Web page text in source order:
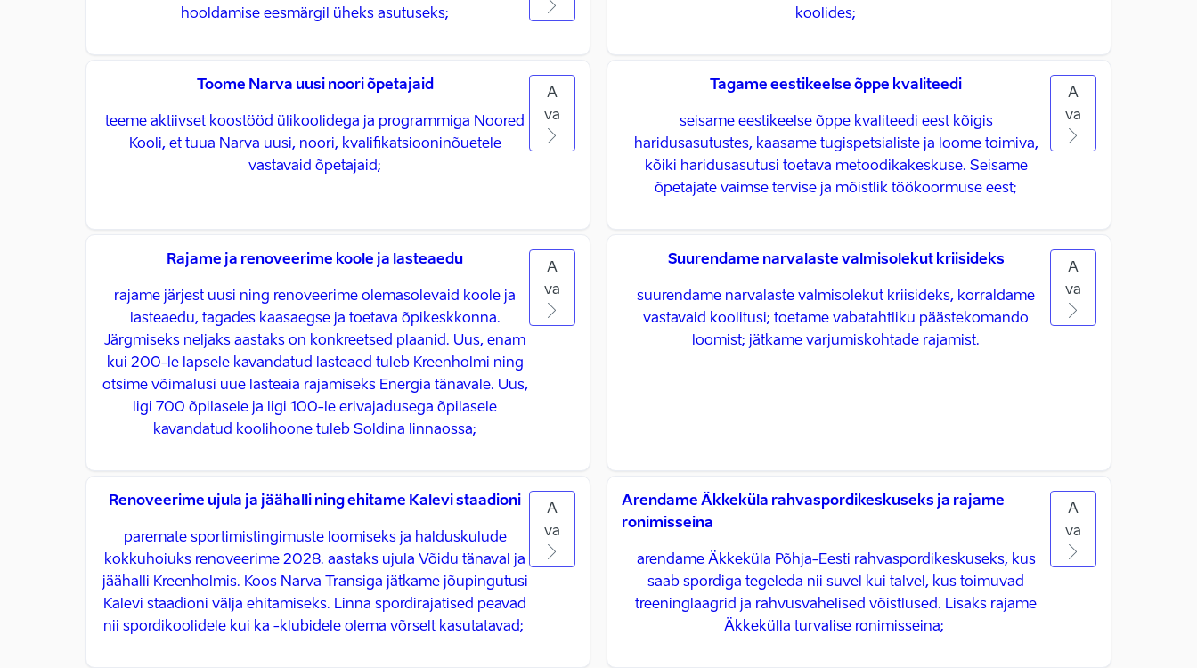
hooldamise eesmärgil üheks asutuseks;
koolides;
Toome Narva uusi noori õpetajaid
teeme aktiivset koostööd ülikoolidega ja programmiga Noored
Kooli, et tuua Narva uusi, noori, kvalifikatsiooninõuetele
vastavaid õpetajaid;
A
va
Tagame eestikeelse õppe kvaliteedi
seisame eestikeelse õppe kvaliteedi eest kõigis
haridusasutustes, kaasame tugispetsialiste ja loome toimiva,
kõiki haridusasutusi toetava metoodikakeskuse. Seisame
õpetajate vaimse tervise ja mõistlik töökoormuse eest;
A
va
Rajame ja renoveerime koole ja lasteaedu
rajame järjest uusi ning renoveerime olemasolevaid koole ja
lasteaedu, tagades kaasaegse ja toetava õpikeskkonna.
Järgmiseks neljaks aastaks on konkreetsed plaanid. Uus, enam
kui 200-le lapsele kavandatud lasteaed tuleb Kreenholmi ning
otsime võimalusi uue lasteaia rajamiseks Energia tänavale. Uus,
ligi 700 õpilasele ja ligi 100-le erivajadusega õpilasele
kavandatud koolihoone tuleb Soldina linnaossa;
A
va
Suurendame narvalaste valmisolekut kriisideks
suurendame narvalaste valmisolekut kriisideks, korraldame
vastavaid koolitusi; toetame vabatahtliku päästekomando
loomist; jätkame varjumiskohtade rajamist.
A
va
Renoveerime ujula ja jäähalli ning ehitame Kalevi staadioni
paremate sportimistingimuste loomiseks ja halduskulude
kokkuhoiuks renoveerime 2028. aastaks ujula Võidu tänaval ja
jäähalli Kreenholmis. Koos Narva Transiga jätkame jõupingutusi
Kalevi staadioni välja ehitamiseks. Linna spordirajatised peavad
nii spordikoolidele kui ka -klubidele olema võrselt kasutatavad; ​
A
va
Arendame Äkkeküla rahvaspordikeskuseks ja rajame
ronimisseina
arendame Äkkeküla Põhja-Eesti rahvaspordikeskuseks, kus
saab spordiga tegeleda nii suvel kui talvel, kus toimuvad
treeninglaagrid ja rahvusvahelised võistlused. Lisaks rajame
Äkkekülla turvalise ronimisseina; ​
A
va